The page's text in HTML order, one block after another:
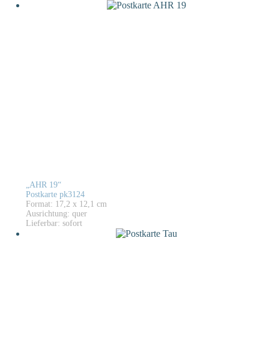
„AHR 19“
Postkarte pk3124
Format: 17,2 x 12,1 cm
Ausrichtung: quer
Lieferbar: sofort